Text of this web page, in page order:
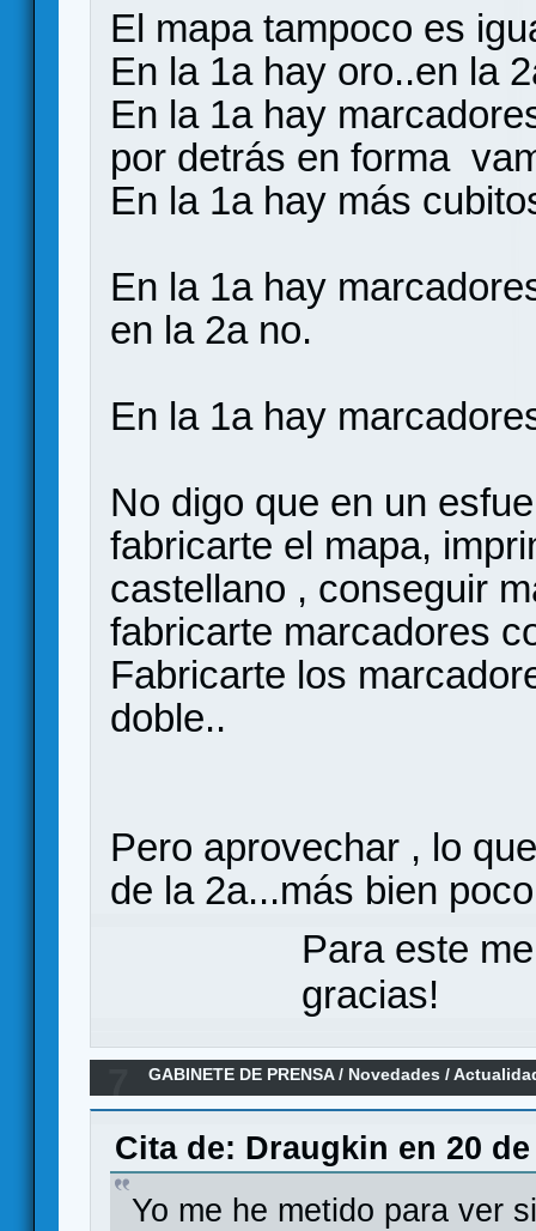
El mapa tampoco es
En la 1a hay oro..en la
En la 1a hay
por detrás en forma
En la 1a hay más
En la 1a hay
en la 2a no.
En la 1a hay
No digo que en un
fabricarte el mapa,
castellano , conseguir
fabricarte marcadores
Fabricarte los
doble..
Pero aprovechar , lo
de la 2a...más bien
Para este
gracias!
GABINETE DE PRENSA/ Novedades /
Board Game (kickstarter)
Cita de: Draugkin en 20
Yo me he metido para ver